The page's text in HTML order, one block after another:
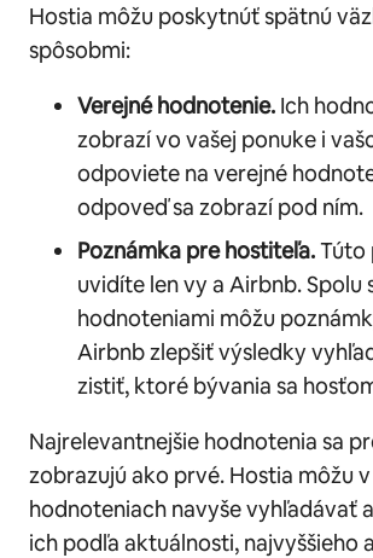
Hostia môžu poskytnúť spätnú
spôsobmi:
Verejné hodnotenie. Ich
zobrazí vo vašej ponuke i
odpoviete na verejné
odpoveď sa zobrazí pod ním.
Poznámka pre hostiteľa.Túto
uvidíte len vy a Airbnb. Spolu
hodnoteniami môžu
Airbnb zlepšiť výsledky
zistiť, ktoré bývania sa
Najrelevantnejšie hodnotenia sa
zobrazujú ako prvé. Hostia môžu v
hodnoteniach navyše vyhľadávať
ich podľa aktuálnosti, najvyššieho